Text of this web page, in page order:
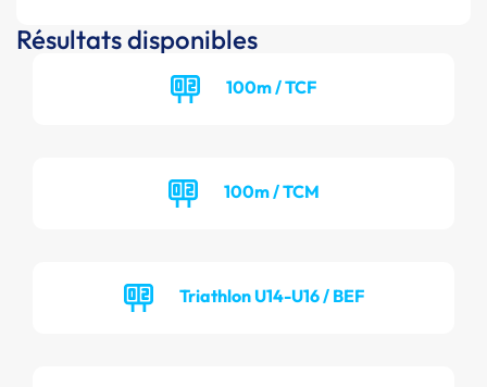
Résultats disponibles
100m / TCF
100m / TCM
Triathlon U14-U16 / BEF